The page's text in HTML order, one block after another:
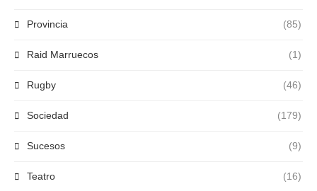
Provincia (85)
Raid Marruecos (1)
Rugby (46)
Sociedad (179)
Sucesos (9)
Teatro (16)